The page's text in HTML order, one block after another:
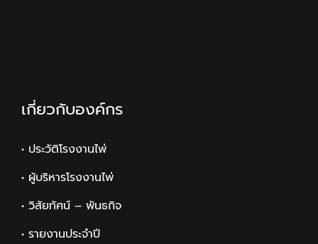
เกี่ยวกับองค์กร
• ประวัติโรงงานไพ่
• ผู้บริหารโรงงานไพ่
• วิสัยทัศน์ – พันธกิจ
• รายงานประจำปี